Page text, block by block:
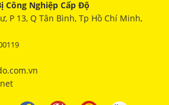
Công Nghiệp Cấp Độ
P 13, Q Tân Bình, Tp Hồ Chí Minh,